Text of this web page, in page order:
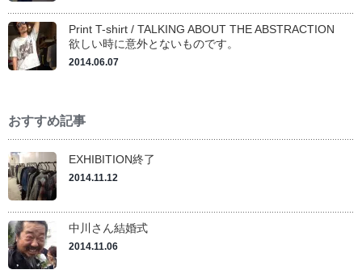
Print T-shirt / TALKING ABOUT THE ABSTRACTION
欲しい時に意外とないものです。
2014.06.07
おすすめ記事
EXHIBITION終了
2014.11.12
中川さん結婚式
2014.11.06